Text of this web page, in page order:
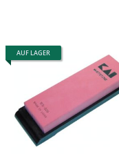
AUF LAGER